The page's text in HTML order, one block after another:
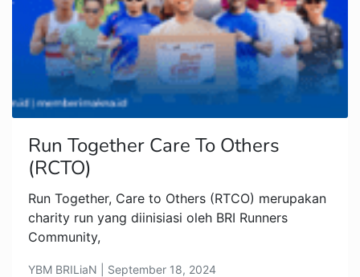
Run Together Care To Others
(RCTO)
Run Together, Care to Others (RTCO) merupakan
charity run yang diinisiasi oleh BRI Runners
Community,
YBM BRILiaN | September 18, 2024